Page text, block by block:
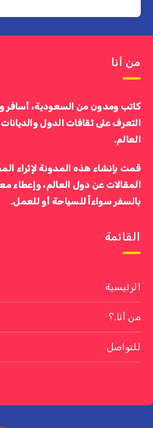
من أنا
كاتب ومدون من السعودية، أسافر
التعرف على ثقافات الدول
العالم.
قمت بإنشاء هذه المدونة لإثراء
المقالات عن دول العالم، وإعطاء
بالسفر سواءاً للسياحة أو للعمل.
القائمة
الرئيسية
من أنا.؟
للتواصل